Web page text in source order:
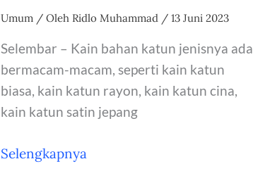
Umum/ Oleh Ridlo Muhammad / 13 Juni 2023
Selembar – Kain bahan katun jenisnya ada
bermacam-macam, seperti kain katun
biasa, kain katun rayon, kain katun cina,
kain katun satin jepang
16
Selengkapnya